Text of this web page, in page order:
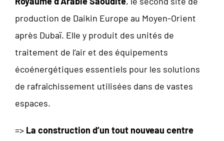
production de Daikin Europe au Moyen-Orient
après Dubaï. Elle y produit des unités de
traitement de l’air et des équipements
écoénergétiques essentiels pour les solutions
de rafraîchissement utilisées dans de vastes
espaces.
=> La construction d’un tout nouveau centre